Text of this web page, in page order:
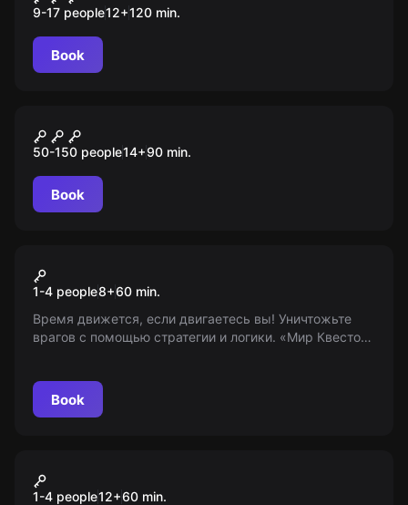
9-17 people12+120 min.
Book
Секретная вечеринка
50-150 people14+90 min.
Book
Superhot
1-4 people8+60 min.
Время движется, если двигаетесь вы! Уничтожьте
врагов с помощью стратегии и логики. «Мир Квестов»
Book
Gorn
1-4 people12+60 min.